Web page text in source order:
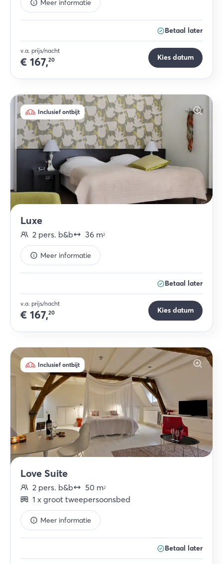
Meer informatie
Betaal later
v.a. prijs/nacht
€ 167,20 Kies datum
Inclusief ontbijt
Luxe
2 pers. b&b 36 m2
Meer informatie
Betaal later
v.a. prijs/nacht
€ 167,20 Kies datum
Inclusief ontbijt
Love Suite
2 pers. b&b 50 m2
1 x groot tweepersoonsbed
Meer informatie
Betaal later